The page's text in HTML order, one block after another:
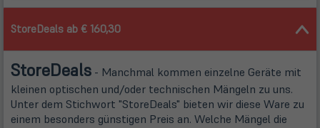
StoreDeals ab € 160,30
StoreDeals - Manchmal kommen einzelne Geräte mit
kleinen optischen und/oder technischen Mängeln zu uns.
Unter dem Stichwort "StoreDeals" bieten wir diese Ware zu
einem besonders günstigen Preis an. Welche Mängel die